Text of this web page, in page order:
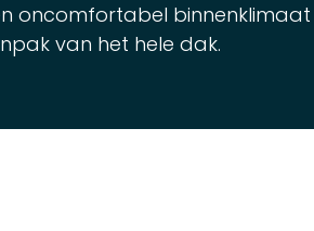
binnenklimaat
van het hele dak.